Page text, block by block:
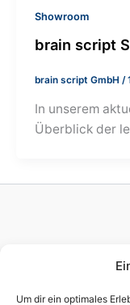
Um dir ein optimales
Showroom
brain script
brain script GmbH/
In unserem
Überblick der